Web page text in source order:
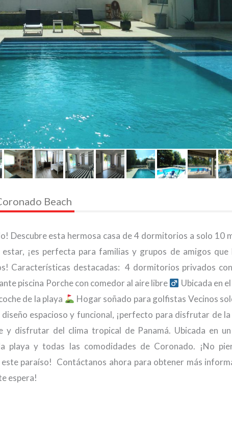
Beach
Descubre esta hermosa casa de 4 dormitorios a solo 10
¡es perfecta para familias y grupos de amigos que
Características destacadas: 4 dormitorios privados
piscina Porche con comedor al aire libre
Ubicada en
de la playa
Hogar soñado para golfistas Vecinos
espacioso y funcional, ¡perfecto para disfrutar de
y disfrutar del clima tropical de Panamá. Ubicada en
playa y todas las comodidades de Coronado. ¡No
paraíso! Contáctanos ahora para obtener más
espera!